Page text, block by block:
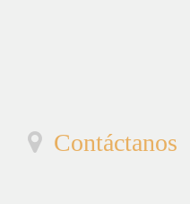
Contáctanos